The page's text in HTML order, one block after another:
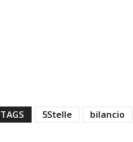
TAGS 5Stelle bilancio